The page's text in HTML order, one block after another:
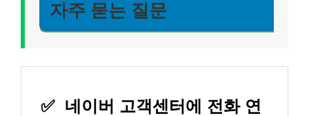
자주 묻는 질문
✅ 네이버 고객센터에 전화 연